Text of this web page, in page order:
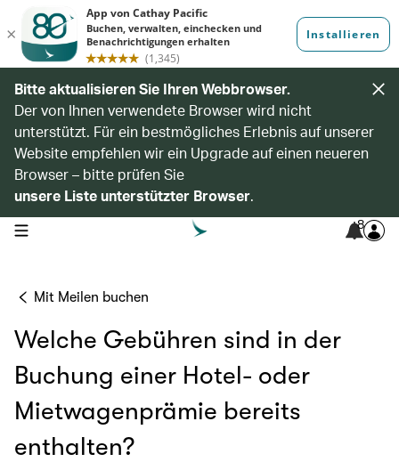
Bitte aktualisieren Sie Ihren Webbrowser.
Der von Ihnen verwendete Browser wird nicht
unterstützt. Für ein bestmögliches Erlebnis auf unserer
Website empfehlen wir ein Upgrade auf einen neueren
Browser – bitte prüfen Sie
unsere Liste unterstützter Browser.
open navigation menu 8
Mit Meilen buchen
Welche Gebühren sind in der
Buchung einer Hotel- oder
Mietwagenprämie bereits
enthalten?